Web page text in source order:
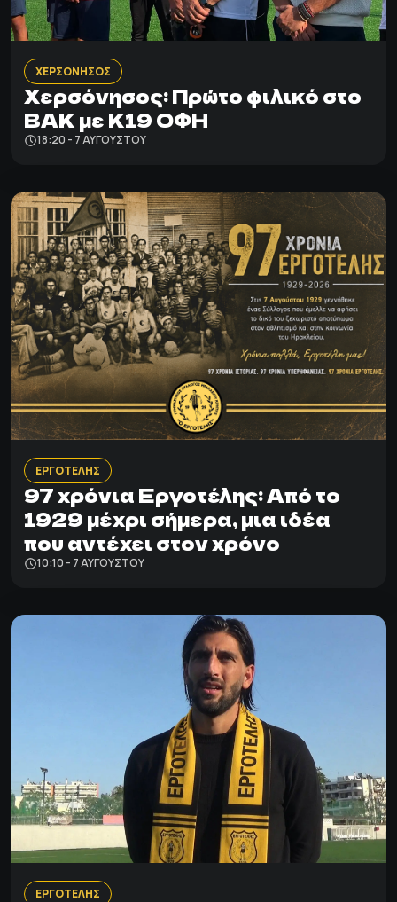
ΧΕΡΣΟΝΗΣΟΣ
Χερσόνησος: Πρώτο φιλικό στο
ΒΑΚ με Κ19 ΟΦΗ
18:20 - 7 ΑΥΓΟΎΣΤΟΥ
ΕΡΓΟΤΕΛΗΣ
97 χρόνια Εργοτέλης: Από το
1929 μέχρι σήμερα, μια ιδέα
που αντέχει στον χρόνο
10:10 - 7 ΑΥΓΟΎΣΤΟΥ
ΕΡΓΟΤΕΛΗΣ